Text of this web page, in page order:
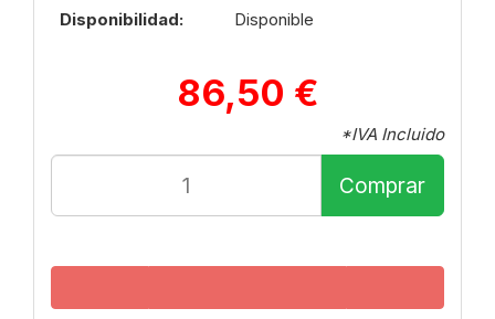
Disponibilidad:
Disponible
86,50 €
*IVA Incluido
Comprar